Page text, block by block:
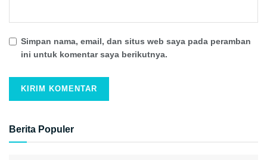
Simpan nama, email, dan situs web saya pada peramban
ini untuk komentar saya berikutnya.
Berita Populer